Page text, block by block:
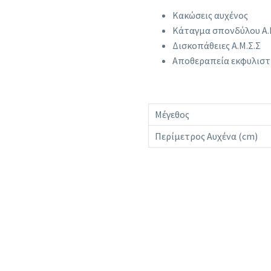
Κακώσεις αυχένος
Κάταγμα σπονδύλου
Δισκοπάθειες Α.Μ.Σ.Σ
Αποθεραπεία
Μέγεθος
Περίμετρος Αυχένα (cm)